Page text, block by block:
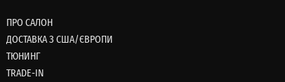
ПРО САЛОН
ДОСТАВКА З США/ЄВРОПИ
ТЮНИНГ
TRADE-IN